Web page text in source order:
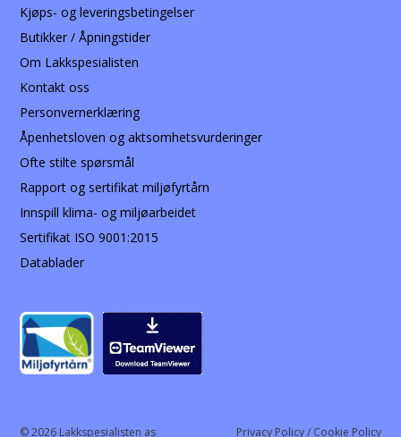
Kjøps- og leveringsbetingelser
Butikker / Åpningstider
Om Lakkspesialisten
Kontakt oss
Personvernerklæring
Åpenhetsloven og aktsomhetsvurderinger
Ofte stilte spørsmål
Rapport og sertifikat miljøfyrtårn
Innspill klima- og miljøarbeidet
Sertifikat ISO 9001:2015
Datablader
© 2026 Lakkspesialisten as Privacy Policy / Cookie Policy